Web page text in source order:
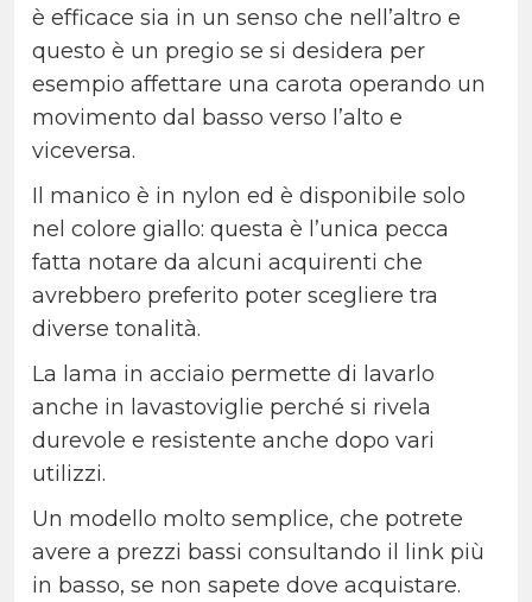
è efficace sia in un senso che nell’altro e
questo è un pregio se si desidera per
esempio affettare una carota operando un
movimento dal basso verso l’alto e
viceversa.
Il manico è in nylon ed è disponibile solo
nel colore giallo: questa è l’unica pecca
fatta notare da alcuni acquirenti che
avrebbero preferito poter scegliere tra
diverse tonalità.
La lama in acciaio permette di lavarlo
anche in lavastoviglie perché si rivela
durevole e resistente anche dopo vari
utilizzi.
Un modello molto semplice, che potrete
avere a prezzi bassi consultando il link più
in basso, se non sapete dove acquistare.